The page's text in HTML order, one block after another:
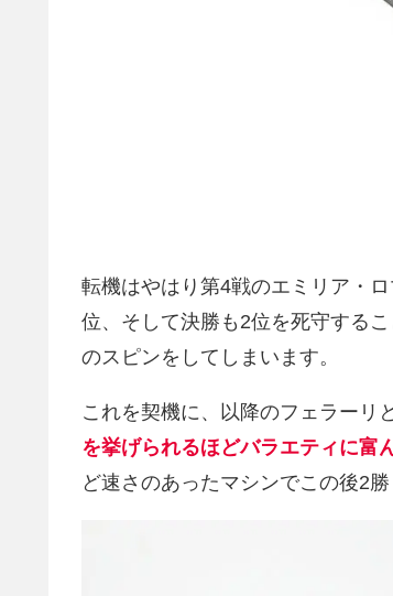
転機はやはり第4戦のエミリア・
位、そして決勝も2位を死守する
のスピンをしてしまいます。
これを契機に、以降のフェラーリ
を挙げられるほどバラエティに富
ど速さのあったマシンでこの後2